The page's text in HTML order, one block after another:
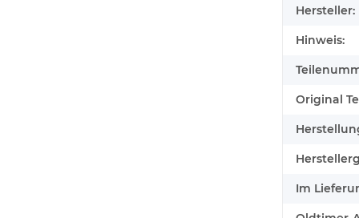
Hersteller:
Hinweis:
Original
Im